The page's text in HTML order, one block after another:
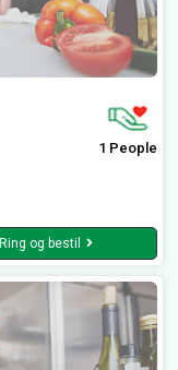
1 People
Ring og bestil